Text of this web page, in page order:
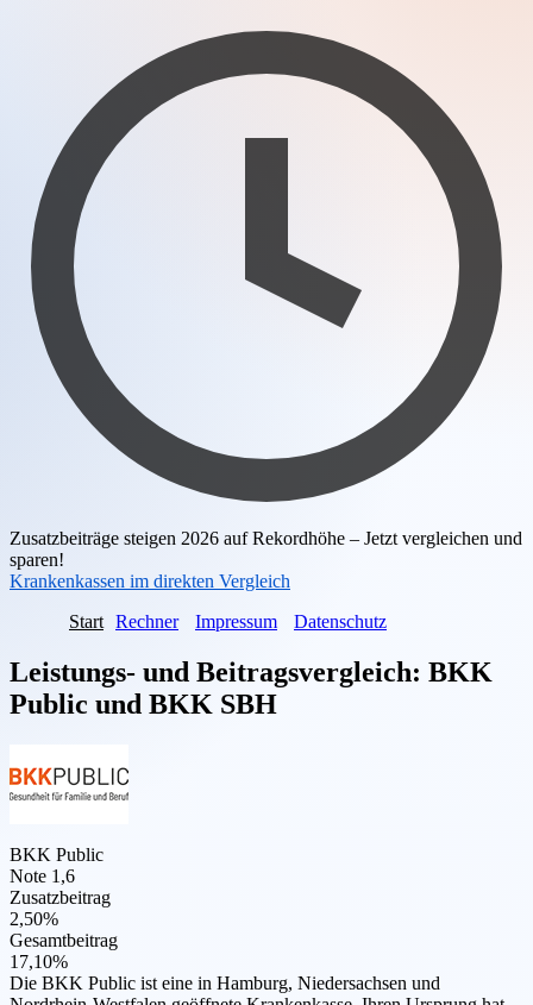
Zusatzbeiträge steigen 2026 auf Rekordhöhe – Jetzt vergleichen und
sparen!
Krankenkassen im direkten Vergleich
Start Rechner Impressum Datenschutz
Leistungs- und Beitragsvergleich: BKK
Public und BKK SBH
BKK Public
Note 1,6
Zusatzbeitrag
2,50%
Gesamtbeitrag
17,10%
Die BKK Public ist eine in Hamburg, Niedersachsen und